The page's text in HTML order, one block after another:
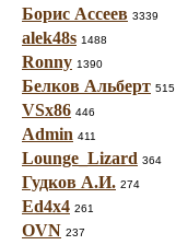
Борис Ассеев 3339
alek48s 1488
Ronny 1390
Белков Альберт 515
VSx86 446
Admin 411
Lounge_Lizard 364
Гудков А.И. 274
Ed4x4 261
OVN 237